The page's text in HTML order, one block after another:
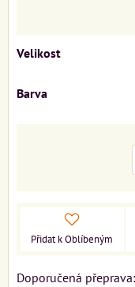
Velikost
Barva
Přidat k Oblíbeným